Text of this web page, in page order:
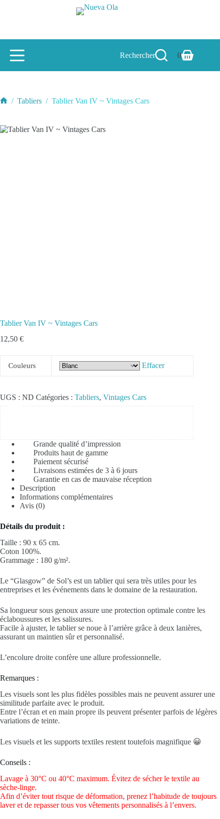
Rechercher
Panier
0
/ Tabliers / Tablier Van IV ~ Vintages Cars
Tablier Van IV ~ Vintages Cars
12,50 €
Couleurs Effacer
UGS : ND Catégories : Tabliers, Vintages Cars
Grande qualité d’impression
Produits haut de gamme
Paiement sécurisé
Livraisons estimées de 3 à 6 jours
Garantie en cas de mauvaise réception
Description
Informations complémentaires
Avis (0)
Détails du produit :
Taille : 90 x 65 cm.
Coton 100%.
Grammage : 180 g/m².
Le “Glasgow” de Sol’s est un tablier qui sera très utiles pour les
entreprises et les événements dans le domaine de la restauration.
Sa longueur sous genoux assure une protection optimale contre les
éclaboussures et les salissures.
Facile à ajuster, le tablier se noue à l’arrière grâce à deux lanières,
assurant un maintien sûr et personnalisé.
L’encolure droite confère une allure professionnelle.
Remarques :
Les visuels sont les plus fidèles possibles mais ne peuvent assurer une
similitude parfaite avec le produit.
Entre l’écran et en main propre ils peuvent présenter parfois de légères
variations de teinte.
Les visuels et les supports textiles restent toutefois magnifique 😀
Conseils :
Lavage à 30°C ou 40°C maximum. Évitez de sécher le textile au
sèche-linge.
Afin d’éviter tout risque de déformation, prenez l’habitude de toujours
laver et de repasser tous vos vêtements personnalisés à l’envers.